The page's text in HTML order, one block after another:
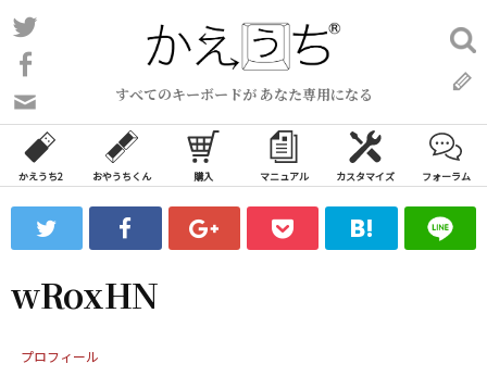
コ
ン
ン
ツ
ス
ッ
すべてのキーボードが あなた専用になる
い
合
わ
フ
ォ
ム
検
索:
かえうち2 おやうちくん 購入 マニュアル カスタマイズ フォーラム
wRoxHN
プロフィール